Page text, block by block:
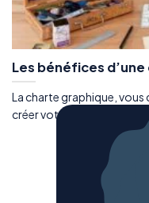
Les bénéfices
La charte graphique, vous
créer votre entreprise et...